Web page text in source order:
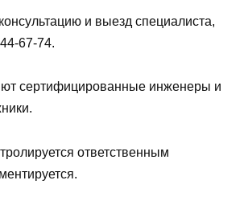
и выезд специалиста,
67-74.
сертифицированные инженеры и
ответственным